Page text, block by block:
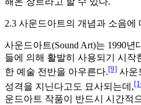
2.3 사운드아트의 개념과 소음에
사운드아트(Sound Art)는 1990
들에 의해 활발히 사용되기 시작
한 예술 전반을 아우른다.[9] 사운
성격을 지닌다고도 묘사되는데,
운드아트 작품이 반드시 시간적